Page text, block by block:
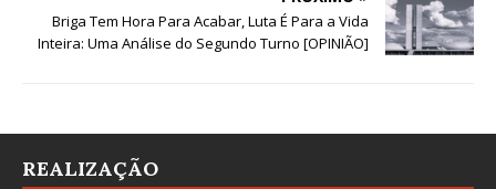
Briga Tem Hora Para Acabar, Luta É Para a Vida
Inteira: Uma Análise do Segundo Turno [OPINIÃO]
REALIZAÇÃO